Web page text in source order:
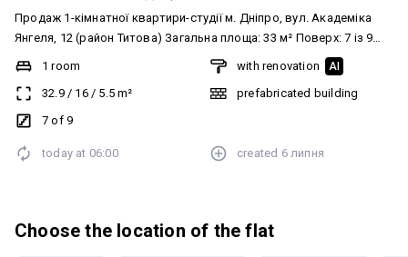
Продаж 1-кімнатної квартири-студії м. Дніпро, вул. Академіка
Янгеля, 12 (район Титова) Загальна площа: 33 м² Поверх: 7 із 9
Цегляний будинок Пропонується до продажу світла 1-кімнатна
квартира, перепланована в сучасну простору студію. У квартирі
виконані основні капітальні роботи: повністю замінені
комунікації; зручне перепланування в студію; розширено балкон;
проєкту. Квартира потребує мінімальних вкладень для
комфортний 7 поверх; простора студійна планування;
1 room
32.9/ 16/ 5.5m²
7 of 9
with renovation AI
prefabricated building
today at 06:00 created 6 липня
Choose the location of the flat